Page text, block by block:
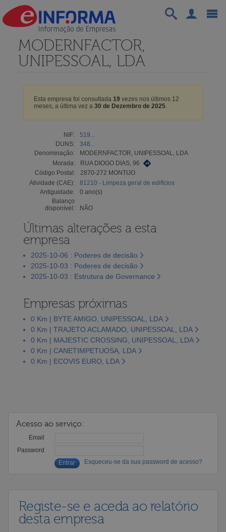
MODERNFACTOR,
UNIPESSOAL, LDA
Esta empresa foi consultada 19 vezes nos últimos 12
meses, a última vez a 30 de Dezembro de 2025.
NIF:
519...
DUNS:
348...
Denominação:
MODERNFACTOR, UNIPESSOAL, LDA
Morada:
RUA DIOGO DIAS, 96
Código Postal:
2870-272 MONTIJO
Atividade (CAE):
81210 - Limpeza geral de edifícios
Antiguidade:
0 ano(s)
Balanço
disponível:
NÃO
Últimas alterações a esta
empresa
2025-10-06 : Poderes de decisão
2025-10-03 : Poderes de decisão
2025-10-03 : Estrutura de Governance
Empresas próximas
0 Km | BYTE AMIGO, UNIPESSOAL, LDA
0 Km | TRAJETO ACLAMADO, UNIPESSOAL, LDA
0 Km | MAJESTIC CROSSING, UNIPESSOAL, LDA
0 Km | CANETIMPETUOSA, LDA
0 Km | ECOVIS EURO, LDA
Acesso ao serviço:
Email
Password
Esqueceu-se da sua password de acesso?
Registe-se e aceda ao relatório
desta empresa